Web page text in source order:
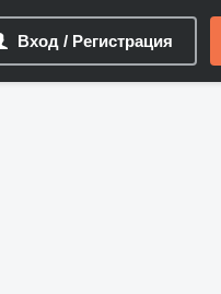
Вход / Регистрация